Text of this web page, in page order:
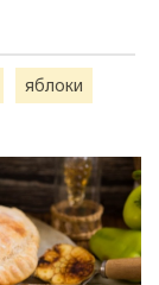
яблоки